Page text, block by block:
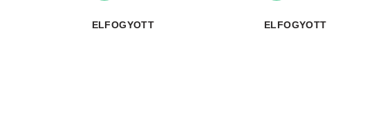
ELFOGYOTT ELFOGYOTT